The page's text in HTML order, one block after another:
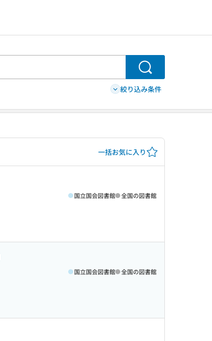
検索
絞り込み条件
一括お気に入り
国立国会図書館 全国の図書館
国立国会図書館 全国の図書館